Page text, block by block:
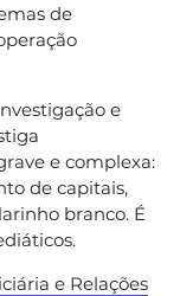
de
e
e complexa:
de capitais,
branco. É
e Relações